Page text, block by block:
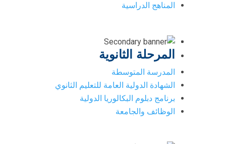
المناهج الدراسية
المرحلة الثانوية
المدرسة المتوسطة
الشهادة الدولية العامة للتعليم الثانوي
برنامج دبلوم البكالوريا الدولية
الوظائف والجامعة